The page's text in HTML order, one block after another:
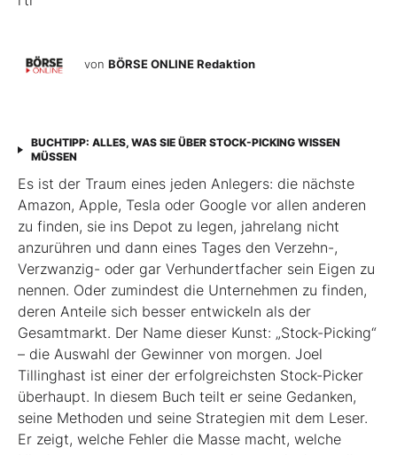
von BÖRSE ONLINE Redaktion
BUCHTIPP: ALLES, WAS SIE ÜBER STOCK-PICKING WISSEN
MÜSSEN
Es ist der Traum eines jeden Anlegers: die nächste
Amazon, Apple, Tesla oder Google vor allen anderen
zu finden, sie ins Depot zu legen, jahrelang nicht
anzurühren und dann eines Tages den Verzehn-,
Verzwanzig- oder gar Verhundertfacher sein Eigen zu
nennen. Oder zumindest die Unternehmen zu finden,
deren Anteile sich besser entwickeln als der
Gesamtmarkt. Der Name dieser Kunst: „Stock-Picking“
– die Auswahl der Gewinner von morgen. Joel
Tillinghast ist einer der erfolgreichsten Stock-Picker
überhaupt. In diesem Buch teilt er seine Gedanken,
seine Methoden und seine Strategien mit dem Leser.
Er zeigt, welche Fehler die Masse macht, welche